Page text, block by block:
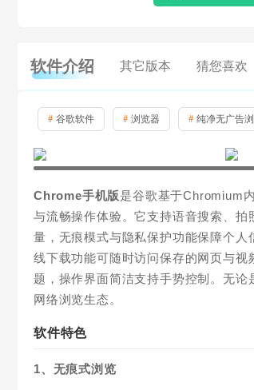
软件介绍 其它版本 猜您喜欢
# 谷歌软件 # 浏览器 # 纯净无广告
Chrome手机版是谷歌基于Chromium
与流畅操作体验。它支持语音搜索、
量，无痕模式与隐私保护功能保障个
线下载功能可随时访问保存的网页与
题，操作界面简洁支持手势控制。无
网络浏览生态。
软件特色
1、无痕式浏览